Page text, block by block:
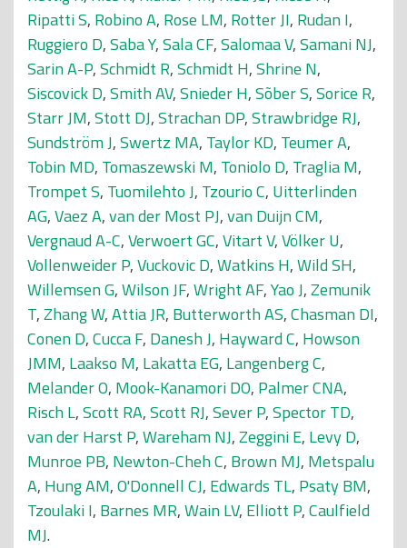
Ripatti S, Robino A, Rose LM, Rotter JI, Rudan I,
Ruggiero D,Saba Y,Sala CF,Salomaa V,Samani NJ,
Sarin A-P,Schmidt R,Schmidt H,Shrine N,
Siscovick D,Smith AV,Snieder H,Sõber S,Sorice R,
Starr JM,Stott DJ,Strachan DP,Strawbridge RJ,
Sundström J,Swertz MA, Taylor KD, Teumer A,
Tobin MD, Tomaszewski M, Toniolo D, Traglia M,
Trompet S, Tuomilehto J, Tzourio C, Uitterlinden
AG,Vaez A,van der Most PJ,van Duijn CM,
Vergnaud A-C,Verwoert GC,Vitart V,Völker U,
Vollenweider P,Vuckovic D,Watkins H,Wild SH,
Willemsen G,Wilson JF,Wright AF,Yao J,Zemunik
T,Zhang W,Attia JR, Butterworth AS,Chasman DI,
Conen D,Cucca F, Danesh J, Hayward C, Howson
JMM, Laakso M, Lakatta EG, Langenberg C,
Melander O, Mook-Kanamori DO, Palmer CNA,
Risch L,Scott RA,Scott RJ,Sever P,Spector TD,
van der Harst P,Wareham NJ,Zeggini E, Levy D,
Munroe PB, Newton-Cheh C, Brown MJ, Metspalu
A, Hung AM,O'Donnell CJ, Edwards TL, Psaty BM,
Tzoulaki I, Barnes MR,Wain LV, Elliott P,Caulfield
MJ.